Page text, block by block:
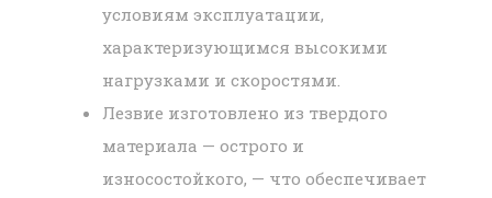
условиям эксплуатации,
характеризующимся высокими
нагрузками и скоростями.
Лезвие изготовлено из твердого
материала — острого и
износостойкого, — что обеспечивает